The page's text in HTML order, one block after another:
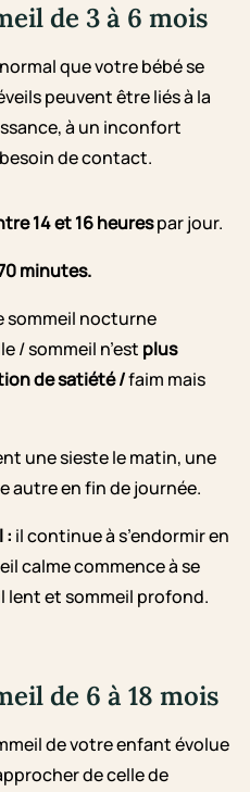
de 3 à 6 mois
que votre bébé se
peuvent être liés à la
à un inconfort
de contact.
14 et 16 heurespar jour.
minutes.
sommeil nocturne
/ sommeil n’est plus
de satiété/faim mais
une sieste le matin, une
autre en fin de journée.
: il continue à s’endormir en
calme commence à se
lent et sommeil profond.
de 6 à 18 mois
de votre enfant évolue
de celle de